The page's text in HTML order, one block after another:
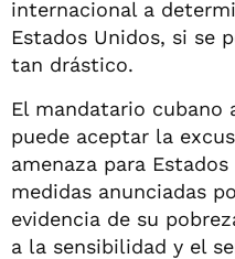
internacional a
Estados Unidos, si se
tan drástico.
El mandatario cubano
puede aceptar la
amenaza para
medidas anunciadas
evidencia de su
a la sensibilidad y el